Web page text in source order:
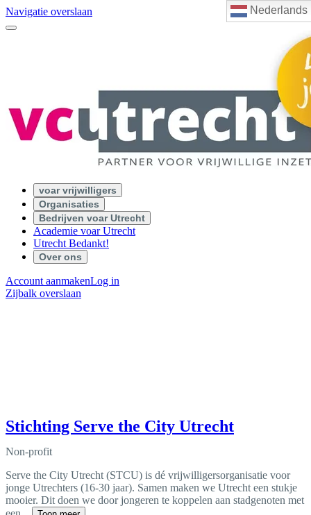
Nederlands
Navigatie overslaan
voar vrijwilligers
Organisaties
Bedrijven voar Utrecht
Academie voar Utrecht
Utrecht Bedankt!
Over ons
Account aanmakenLog in
Zijbalk overslaan
Stichting Serve the City Utrecht
Non-profit
Serve the City Utrecht (STCU) is dé vrijwilligersorganisatie voor
jonge Utrechters (16-30 jaar). Samen maken we Utrecht een stukje
mooier. Dit doen we door jongeren te koppelen aan stadgenoten met